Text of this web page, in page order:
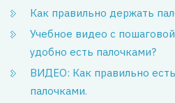
Как правильно держать
Учебное видео с
удобно есть палочками?
ВИДЕО: Как правильно
палочками.